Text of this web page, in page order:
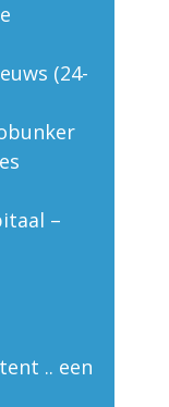
(24-
–
.. een